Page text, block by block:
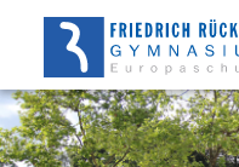
Direkt
Inhalt
(Eingabetaste)
Direkt
Hauptmenu
(Eingabetaste)
Direkt
Suche
(Eingabetaste)
Direkt
Footer
(Eingabetaste)